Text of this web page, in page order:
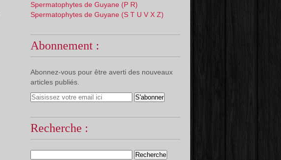
Spermatophytes de Guyane (P R)
Spermatophytes de Guyane (S T U V X Z)
Abonnement :
Abonnez-vous pour être averti des nouveaux
articles publiés.
Recherche :